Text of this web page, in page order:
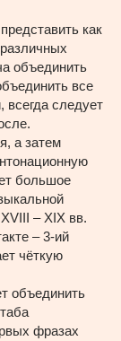
как
объединить
все
следует
а затем
большое
– XIX вв.
– 3-ий
чёткую
объединить
фразах